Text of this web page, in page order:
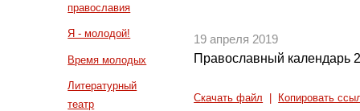
православия
Я - молодой!
Время молодых
Литературный
театр
19 апреля 2019
Православный календарь
Скачать файл Копировать